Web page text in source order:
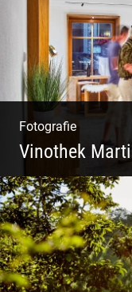
Fotografie
Vinothek
Shooting